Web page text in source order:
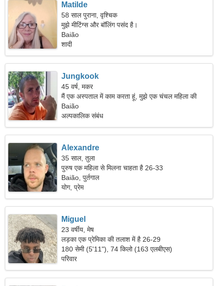
Matilde
58 साल पुराना, वृश्चिक
मुझे मीटिंग्स और बॉलिंग पसंद है।
Baião
शादी
Jungkook
45 वर्ष, मकर
मैं एक अस्पताल में काम करता हूं, मुझे एक चंचल महिला की
जरूरत है।
Baião
अल्पकालिक संबंध
Alexandre
35 साल, तुला
पुरुष एक महिला से मिलना चाहता है 26-33
Baião, पुर्तगाल
योग, प्रेम
Miguel
23 वर्षीय, मेष
लड़का एक प्रेमिका की तलाश में है 26-29
180 सेमी (5'11"), 74 किलो (163 एलबीएस)
परिवार